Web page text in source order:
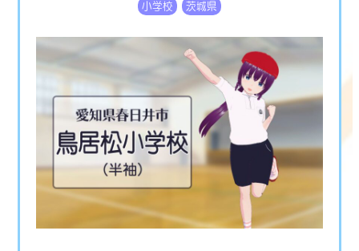
小学校 茨城県